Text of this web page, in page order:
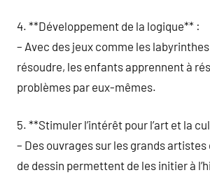
4. **Développement de la logique** :
– Avec des jeux comme les
résoudre, les enfants apprennent à
problèmes par eux-mêmes.
5. **Stimuler l’intérêt pour l’art et la
– Des ouvrages sur les grands
de dessin permettent de les initier à